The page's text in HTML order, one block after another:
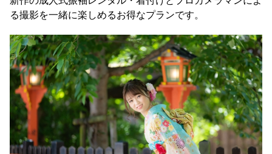
る撮影を一緒に楽しめるお得なプランです。